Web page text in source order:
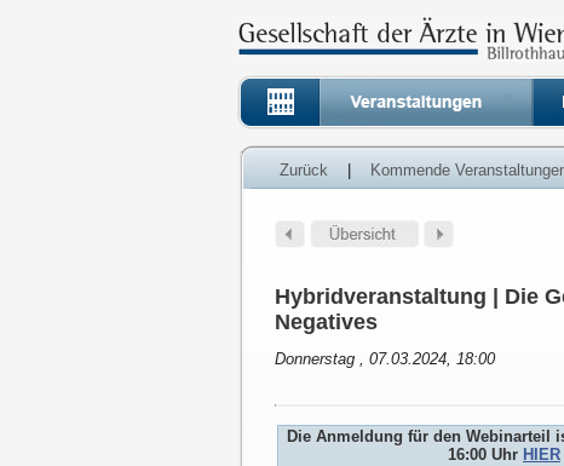
Zurück Kommende
Hybridveranstaltung | Die
Negatives
Donnerstag , 07.03.2024, 18:00
Die Anmeldung für den Webinarteil
16:00 Uhr HIER